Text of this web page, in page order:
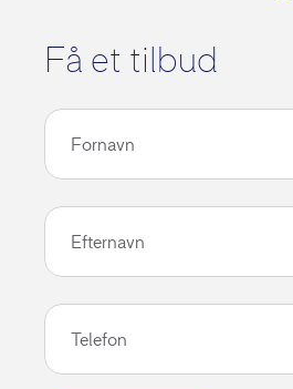
Få et tilbud
Fornavn
Efternavn
Telefon